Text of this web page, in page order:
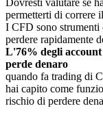
permetterti di correre
I CFD sono strumenti
perdere rapidamente
L'76% degli
perde denaro
quando fa trading di
hai capito come
rischio di perdere